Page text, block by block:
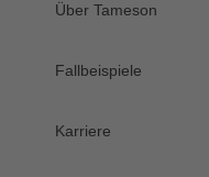
Über Tameson
Fallbeispiele
Karriere